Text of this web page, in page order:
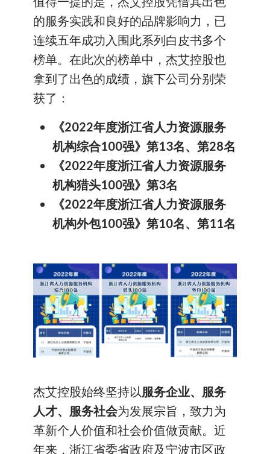
的服务实践和良好的品牌影响力，已
连续五年成功入围此系列白皮书多个
榜单。在此次的榜单中，杰艾控股也
拿到了出色的成绩，旗下公司分别荣
获了：
《2022年度浙江省人力资源服务
机构综合100强》第13名、第28名
《2022年度浙江省人力资源服务
机构猎头100强》第3名
《2022年度浙江省人力资源服务
机构外包100强》第10名、第11名
杰艾控股始终坚持以服务企业、服务
人才、服务社会为发展宗旨，致力为
革新个人价值和社会价值做贡献。近
年来，浙江省委省政府及宁波市区政